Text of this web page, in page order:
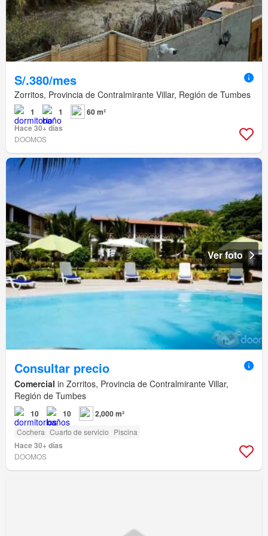
S/.380/mes
Zorritos, Provincia de Contralmirante Villar, Región de Tumbes
1 1
60 m²
Hace 30+ días
DOOMOS
Ver foto
Consultar precio
Comercial in Zorritos, Provincia de Contralmirante Villar,
Región de Tumbes
10 10 2,000 m²
Cochera Cuarto de servicio Piscina
Hace 30+ días
DOOMOS